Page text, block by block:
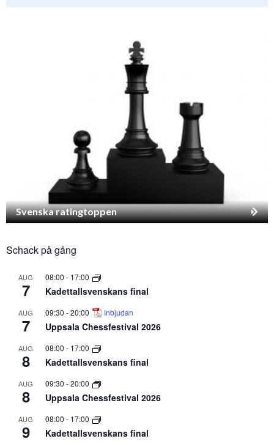
Svenska ratingtoppen
Schack på gång
AUG
7
08:00 - 17:00
Kadettallsvenskans final
AUG
7
09:30 -20:00 Inbjudan
Uppsala Chessfestival 2026
AUG
8
08:00 - 17:00
Kadettallsvenskans final
AUG
8
09:30 -20:00
Uppsala Chessfestival 2026
AUG
9
08:00 - 17:00
Kadettallsvenskans final